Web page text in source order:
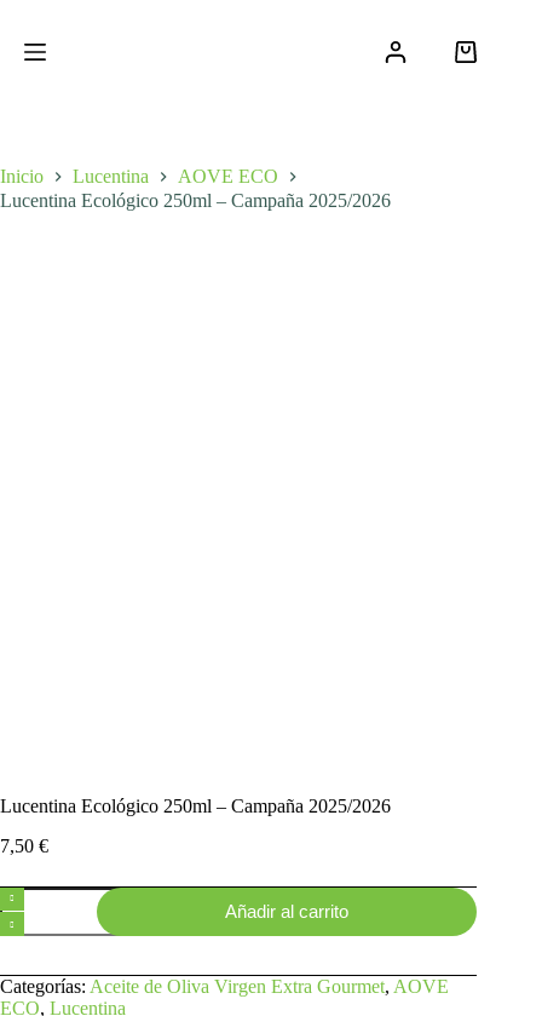
contenido
Carro
Inicio Lucentina
AOVE ECO
Lucentina Ecológico 250ml – Campaña 2025/2026
Lucentina Ecológico 250ml – Campaña 2025/2026
7,50 €
Lucentina
Ecológico
250ml
Campaña
2025/2026
Añadir al carrito
Categorías: Aceite de Oliva Virgen Extra Gourmet, AOVE
ECO, Lucentina